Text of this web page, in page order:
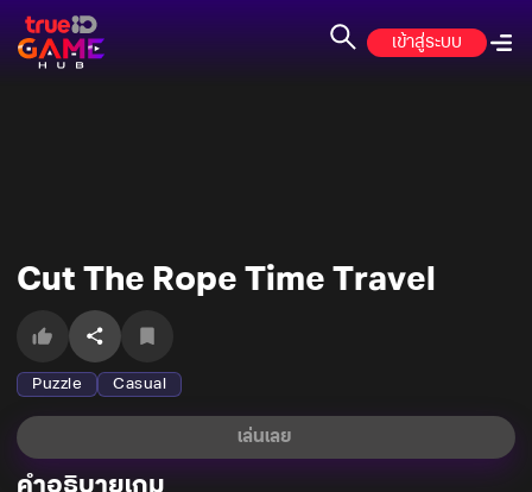
เข้าสู่ระบบ
Cut The Rope Time Travel
Puzzle Casual
เล่นเลย
คำอธิบายเกม